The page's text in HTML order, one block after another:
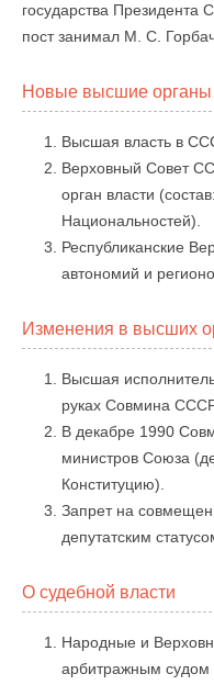
государства
пост занимал М. С.
Новые высшие органы
Высшая власть в
Верховный Совет
орган власти
Национальностей).
Республиканские
автономий и
Изменения в высших
Высшая
руках Совмина
В декабре 1990
министров Союза
Конституцию).
Запрет на
депутатским
О судебной власти
Народные и
арбитражным